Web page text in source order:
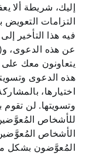
إليك، شريطة ألا
التزامات التعويض
فيه هذا التأخير
يتعاونون معك على
اختيارها،
وتسويتها. لن
للأشخاص
الأشخاص
المُعوَّضون بشكل